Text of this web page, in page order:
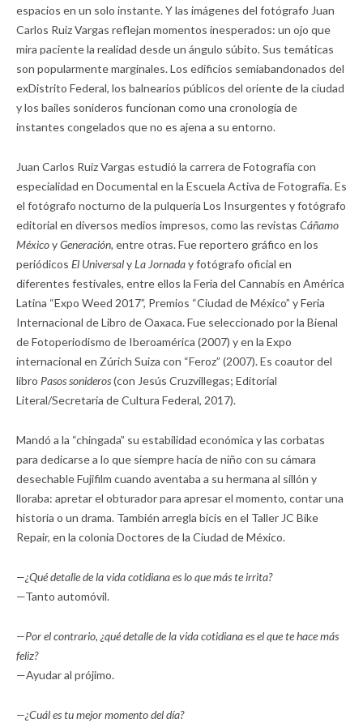
espacios en un solo instante. Y las imágenes del fotógrafo Juan
Carlos Ruiz Vargas reflejan momentos inesperados: un ojo que
mira paciente la realidad desde un ángulo súbito. Sus temáticas
son popularmente marginales. Los edificios semiabandonados del
exDistrito Federal, los balnearios públicos del oriente de la ciudad
y los bailes sonideros funcionan como una cronología de
instantes congelados que no es ajena a su entorno.
Juan Carlos Ruiz Vargas estudió la carrera de Fotografía con
especialidad en Documental en la Escuela Activa de Fotografía. Es
el fotógrafo nocturno de la pulquería Los Insurgentes y fotógrafo
editorial en diversos medios impresos, como las revistas Cáñamo
MéxicoyGeneración, entre otras. Fue reportero gráfico en los
periódicos El UniversalyLa Jornaday fotógrafo oficial en
diferentes festivales, entre ellos la Feria del Cannabis en América
Latina “Expo Weed 2017”, Premios “Ciudad de México” y Feria
Internacional de Libro de Oaxaca. Fue seleccionado por la Bienal
de Fotoperiodismo de Iberoamérica (2007) y en la Expo
internacional en Zúrich Suiza con “Feroz” (2007). Es coautor del
libro Pasos sonideros(con Jesús Cruzvillegas; Editorial
Literal/Secretaría de Cultura Federal, 2017).
Mandó a la “chingada” su estabilidad económica y las corbatas
para dedicarse a lo que siempre hacía de niño con su cámara
desechable Fujifilm cuando aventaba a su hermana al sillón y
lloraba: apretar el obturador para apresar el momento, contar una
historia o un drama. También arregla bicis en el Taller JC Bike
Repair, en la colonia Doctores de la Ciudad de México.
—¿Qué detalle de la vida cotidiana es lo que más te irrita?
—Tanto automóvil.
—Por el contrario, ¿qué detalle de la vida cotidiana es el que te hace más
feliz?
—Ayudar al prójimo.
—¿Cuál es tu mejor momento del día?